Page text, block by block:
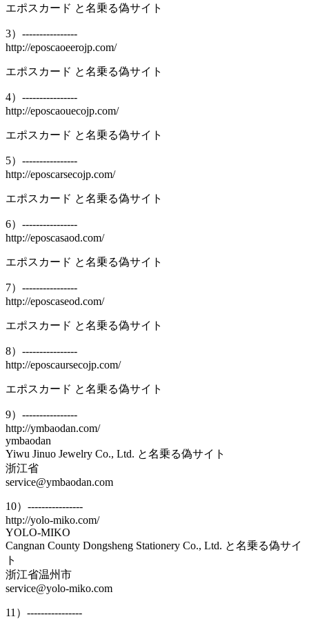
エポスカード と名乗る偽サイト
3）----------------
http://eposcaoeerojp.com/
エポスカード と名乗る偽サイト
4）----------------
http://eposcaouecojp.com/
エポスカード と名乗る偽サイト
5）----------------
http://eposcarsecojp.com/
エポスカード と名乗る偽サイト
6）----------------
http://eposcasaod.com/
エポスカード と名乗る偽サイト
7）----------------
http://eposcaseod.com/
エポスカード と名乗る偽サイト
8）----------------
http://eposcaursecojp.com/
エポスカード と名乗る偽サイト
9）----------------
http://ymbaodan.com/
ymbaodan
Yiwu Jinuo Jewelry Co., Ltd. と名乗る偽サイト
浙江省
service@ymbaodan.com
10）----------------
http://yolo-miko.com/
YOLO-MIKO
Cangnan County Dongsheng Stationery Co., Ltd. と名乗る偽サイ
ト
浙江省温州市
service@yolo-miko.com
11）----------------